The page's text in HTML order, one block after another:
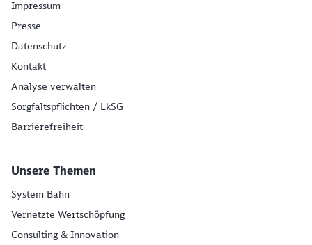
Impressum
Presse
Datenschutz
Kontakt
Analyse verwalten
Sorgfaltspflichten / LkSG
Barrierefreiheit
Unsere Themen
System Bahn
Vernetzte Wertschöpfung
Consulting & Innovation